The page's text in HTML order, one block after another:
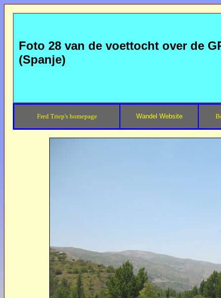
Foto 28 van de voettocht over de
(Spanje)
Fred Triep's homepage Wandel Website